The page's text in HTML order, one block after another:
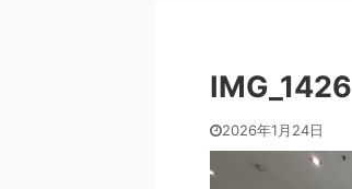
IMG_1426
2026年1月24日